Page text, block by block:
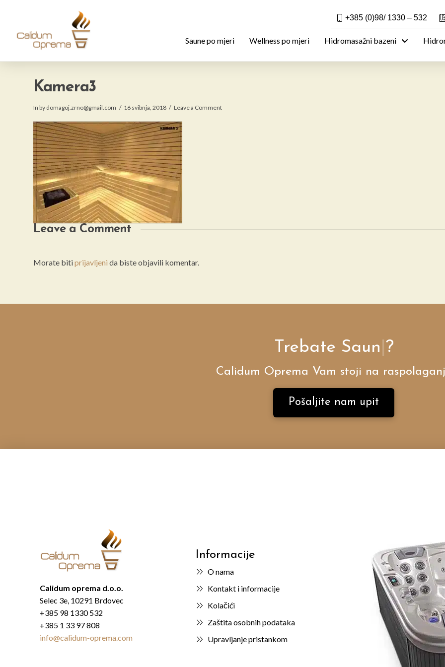
+385 (0)98/ 1330 – 532
Saune po mjeri Wellness po mjeri Hidromasažni bazeni
Kamera3
In by domagoj.zrno@gmail.com 16 svibnja, 2018 Leave a Comment
Leave a Comment
Morate bitiprijavljeni da biste objavili komentar.
TrebateSa|?
Calidum Oprema Vam stoji na
Pošaljite nam upit
Calidum oprema d.o.o.
Selec 3e, 10291 Brdovec
+385 98 1330 532
+385 1 33 97 808
info@calidum-oprema.com
Informacije
O nama
Kontakt i informacije
Kolačići
Zaštita osobnih podataka
Upravljanje pristankom